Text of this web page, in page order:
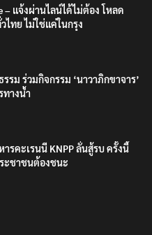
– แจ้งผ่านไลน์ได้ไม่ต้อง โหลด
ไทย ไม่ใช่แค่ในกรุง
รม ร่วมกิจกรรม ‘นาวาภิกขาจาร’
างน้ำ
รคะเรนนี KNPP ลั่นสู้รบ ครั้งนี้
ะชาชนต้องชนะ